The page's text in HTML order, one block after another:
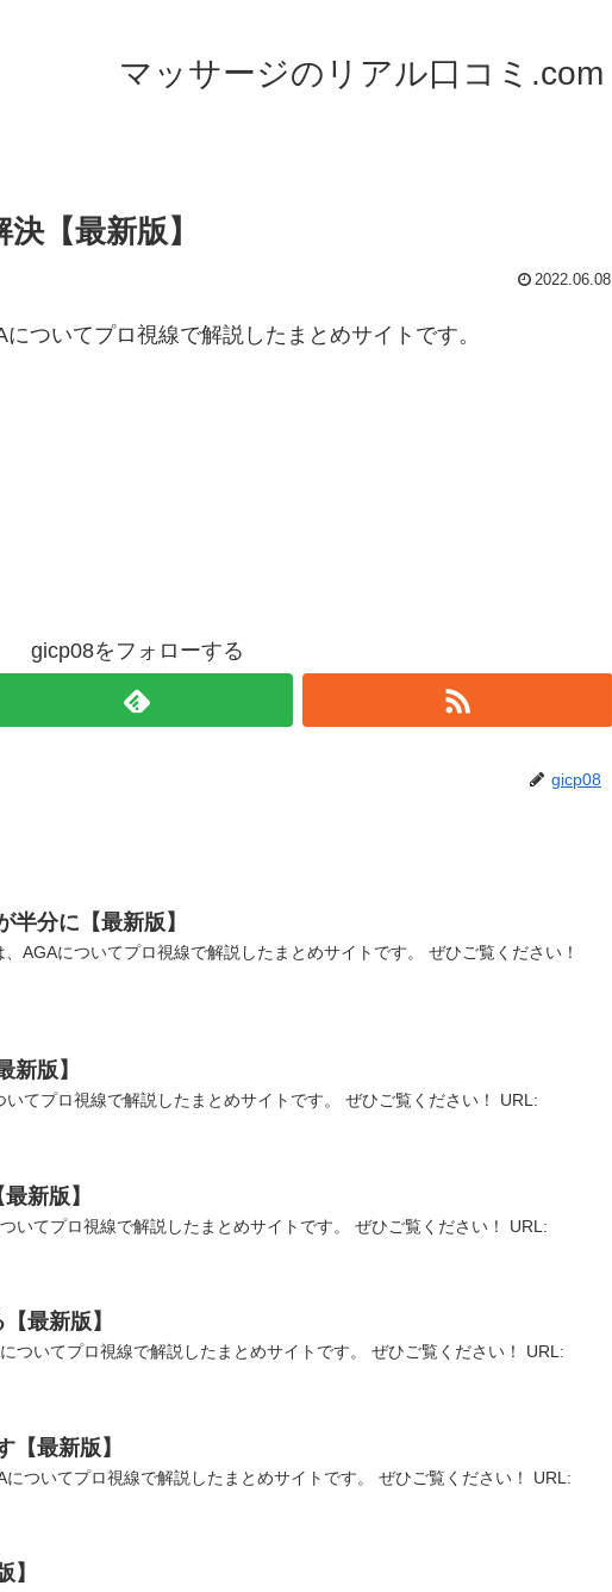
マッサージのリアル口コミ.com
【最新版】
2022.06.08
ついてプロ視線で解説したまとめサイトです。
gicp08をフォローする
gicp08
半分に【最新版】
AGAについてプロ視線で解説したまとめサイトです。 ぜひご覧ください！
新版】
てプロ視線で解説したまとめサイトです。 ぜひご覧ください！ URL:
新版】
いてプロ視線で解説したまとめサイトです。 ぜひご覧ください！ URL:
最新版】
ついてプロ視線で解説したまとめサイトです。 ぜひご覧ください！ URL:
【最新版】
についてプロ視線で解説したまとめサイトです。 ぜひご覧ください！ URL:
】